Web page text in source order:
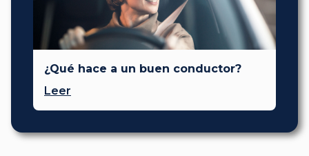
¿Qué hace a un buen conductor?
Leer